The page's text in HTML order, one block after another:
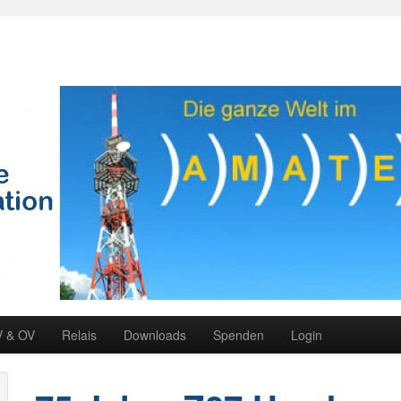
& OV Relais Downloads Spenden Login